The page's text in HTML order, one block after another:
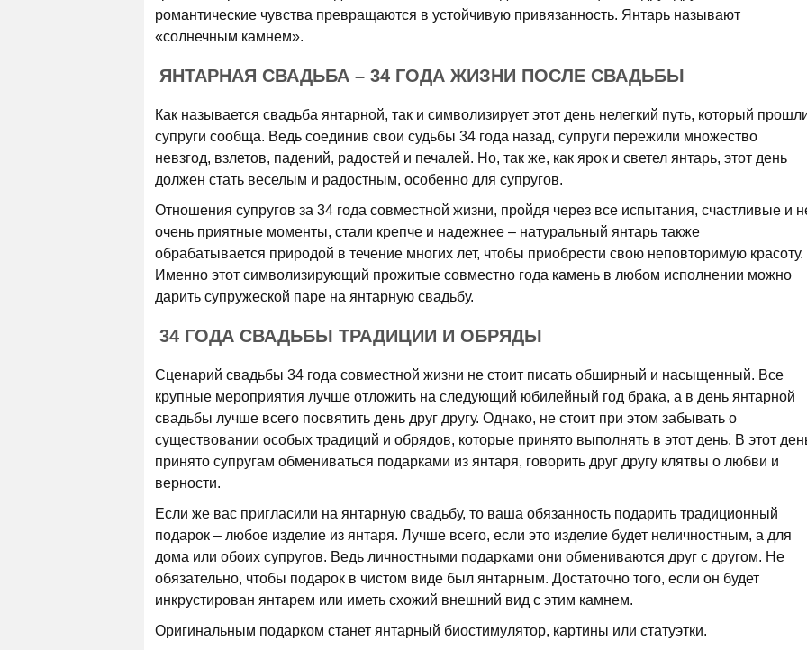
романтические чувства превращаются в устойчивую привязанность. Янтарь называют
«солнечным камнем».
ЯНТАРНАЯ СВАДЬБА – 34 ГОДА ЖИЗНИ ПОСЛЕ СВАДЬБЫ
Как называется свадьба янтарной, так и символизирует этот день нелегкий путь, который
супруги сообща. Ведь соединив свои судьбы 34 года назад, супруги пережили множество
невзгод, взлетов, падений, радостей и печалей. Но, так же, как ярок и светел янтарь, этот день
должен стать веселым и радостным, особенно для супругов.
Отношения супругов за 34 года совместной жизни, пройдя через все испытания, счастливые и
очень приятные моменты, стали крепче и надежнее – натуральный янтарь также
обрабатывается природой в течение многих лет, чтобы приобрести свою неповторимую красоту.
Именно этот символизирующий прожитые совместно года камень в любом исполнении можно
дарить супружеской паре на янтарную свадьбу.
34 ГОДА СВАДЬБЫ ТРАДИЦИИ И ОБРЯДЫ
Сценарий свадьбы 34 года совместной жизни не стоит писать обширный и насыщенный. Все
крупные мероприятия лучше отложить на следующий юбилейный год брака, а в день янтарной
свадьбы лучше всего посвятить день друг другу. Однако, не стоит при этом забывать о
существовании особых традиций и обрядов, которые принято выполнять в этот день. В этот
принято супругам обмениваться подарками из янтаря, говорить друг другу клятвы о любви и
верности.
Если же вас пригласили на янтарную свадьбу, то ваша обязанность подарить традиционный
подарок – любое изделие из янтаря. Лучше всего, если это изделие будет неличностным, а для
дома или обоих супругов. Ведь личностными подарками они обмениваются друг с другом. Не
обязательно, чтобы подарок в чистом виде был янтарным. Достаточно того, если он будет
инкрустирован янтарем или иметь схожий внешний вид с этим камнем.
Оригинальным подарком станет янтарный биостимулятор, картины или статуэтки.